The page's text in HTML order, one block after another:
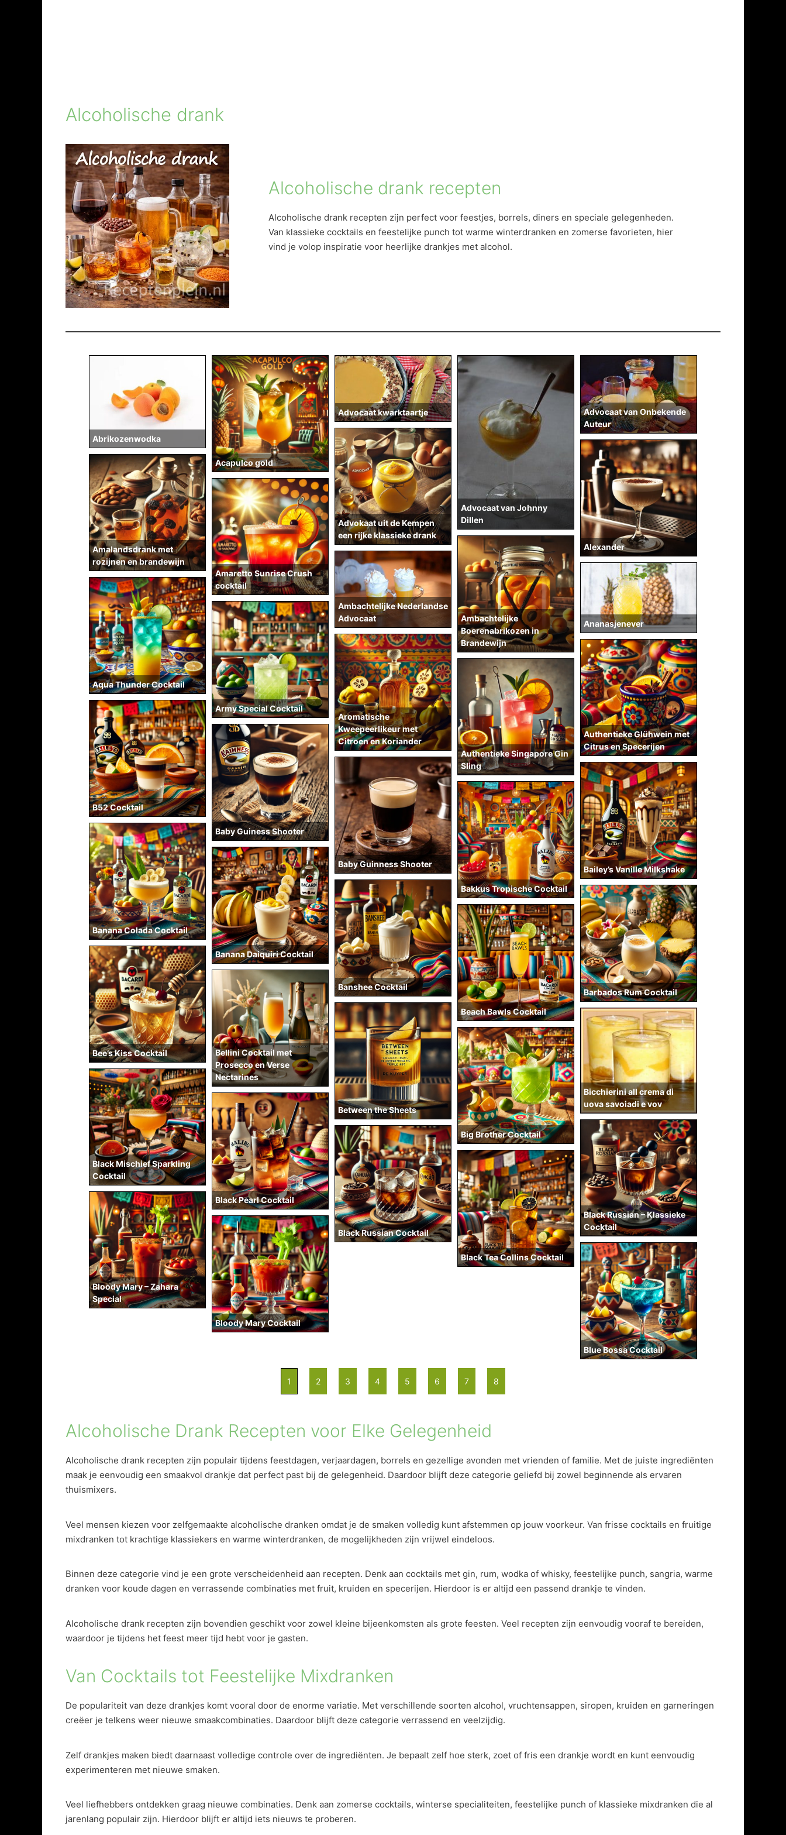
Alcoholische drank
Alcoholische drank recepten
Alcoholische drank recepten zijn perfect voor feestjes, borrels, diners en speciale gelegenheden.
Van klassieke cocktails en feestelijke punch tot warme winterdranken en zomerse favorieten, hier
vind je volop inspiratie voor heerlijke drankjes met alcohol.
Abrikozenwodka
Acapulco gold
Advocaat kwarktaartje
Advocaat van Johnny
Dillen
Advocaat van Onbekende
Auteur
Advokaat uit de Kempen
een rijke klassieke drank
Alexander
Amalandsdrank met
rozijnen en brandewijn
Amaretto Sunrise Crush
cocktail
Ambachtelijke
Boerenabrikozen in
Brandewijn
Ambachtelijke Nederlandse
Advocaat
Ananasjenever
Aqua Thunder Cocktail
Army Special Cocktail
Aromatische
Kweepeerlikeur met
Citroen en Koriander
Authentieke Glühwein met
Citrus en Specerijen
Authentieke Singapore Gin
Sling
B52 Cocktail
Baby Guiness Shooter
Baby Guinness Shooter
Bailey’s Vanille Milkshake
Bakkus Tropische Cocktail
Banana Colada Cocktail
Banana Daiquiri Cocktail
Banshee Cocktail
Barbados Rum Cocktail
Beach Bawls Cocktail
Bee’s Kiss Cocktail
Bellini Cocktail met
Prosecco en Verse
Nectarines
Between the Sheets
Bicchierini all crema di
uova savoiadi e vov
Big Brother Cocktail
Black Mischief Sparkling
Cocktail
Black Pearl Cocktail
Black Russian – Klassieke
Cocktail
Black Russian Cocktail
Black Tea Collins Cocktail
Bloody Mary – Zahara
Special
Bloody Mary Cocktail
Blue Bossa Cocktail
1 2 3 4 5 6 7 8
Alcoholische Drank Recepten voor Elke Gelegenheid
Alcoholische drank recepten zijn populair tijdens feestdagen, verjaardagen, borrels en gezellige avonden met vrienden of familie. Met de juiste ingrediënten
maak je eenvoudig een smaakvol drankje dat perfect past bij de gelegenheid. Daardoor blijft deze categorie geliefd bij zowel beginnende als ervaren
thuismixers.
Veel mensen kiezen voor zelfgemaakte alcoholische dranken omdat je de smaken volledig kunt afstemmen op jouw voorkeur. Van frisse cocktails en fruitige
mixdranken tot krachtige klassiekers en warme winterdranken, de mogelijkheden zijn vrijwel eindeloos.
Binnen deze categorie vind je een grote verscheidenheid aan recepten. Denk aan cocktails met gin, rum, wodka of whisky, feestelijke punch, sangria, warme
dranken voor koude dagen en verrassende combinaties met fruit, kruiden en specerijen. Hierdoor is er altijd een passend drankje te vinden.
Alcoholische drank recepten zijn bovendien geschikt voor zowel kleine bijeenkomsten als grote feesten. Veel recepten zijn eenvoudig vooraf te bereiden,
waardoor je tijdens het feest meer tijd hebt voor je gasten.
Van Cocktails tot Feestelijke Mixdranken
De populariteit van deze drankjes komt vooral door de enorme variatie. Met verschillende soorten alcohol, vruchtensappen, siropen, kruiden en garneringen
creëer je telkens weer nieuwe smaakcombinaties. Daardoor blijft deze categorie verrassend en veelzijdig.
Zelf drankjes maken biedt daarnaast volledige controle over de ingrediënten. Je bepaalt zelf hoe sterk, zoet of fris een drankje wordt en kunt eenvoudig
experimenteren met nieuwe smaken.
Veel liefhebbers ontdekken graag nieuwe combinaties. Denk aan zomerse cocktails, winterse specialiteiten, feestelijke punch of klassieke mixdranken die al
jarenlang populair zijn. Hierdoor blijft er altijd iets nieuws te proberen.